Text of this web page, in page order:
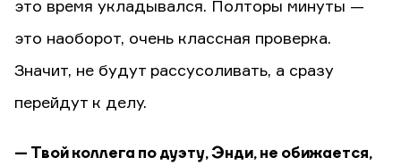
это время укладывался. Полторы минуты —
это наоборот, очень классная проверка.
Значит, не будут рассусоливать, а сразу
перейдут к делу.
— Твой коллега по дуэту, Энди, не обижается,